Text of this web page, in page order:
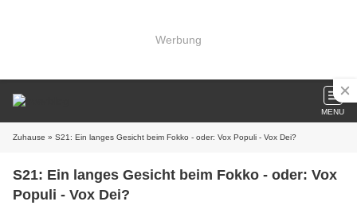
Werbung
MENU
Zuhause » S21: Ein langes Gesicht beim Fokko - oder: Vox Populi - Vox Dei?
S21: Ein langes Gesicht beim Fokko - oder: Vox
Populi - Vox Dei?